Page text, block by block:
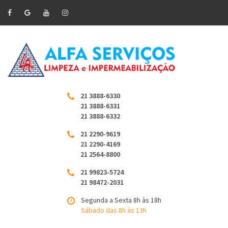
21 3888-6330
21 3888-6331
21 3888-6332
21 2290-9619
21 2290-4169
21 2564-8800
21 99823-5724
21 98472-2031
Segunda a Sexta 8h às 18h
Sábado das 8h às 13h